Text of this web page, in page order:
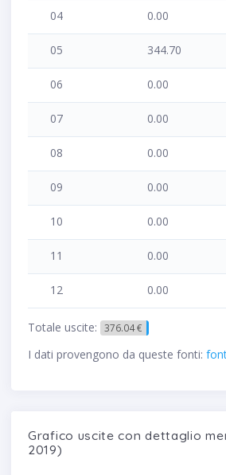
04 0.00
05 344.70
06 0.00
07 0.00
08 0.00
09 0.00
10 0.00
11 0.00
12 0.00
Totale uscite: 376.04 €
I dati provengono da queste fonti:
Grafico uscite con dettaglio
2019)